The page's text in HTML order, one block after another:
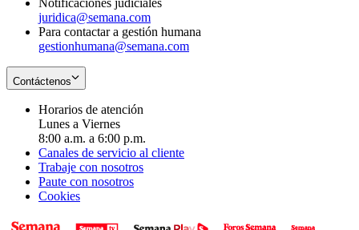
Notificaciones judiciales
juridica@semana.com
Para contactar a gestión humana
gestionhumana@semana.com
Contáctenos
Horarios de atención
Lunes a Viernes
8:00 a.m. a 6:00 p.m.
Canales de servicio al cliente
Trabaje con nosotros
Paute con nosotros
Cookies